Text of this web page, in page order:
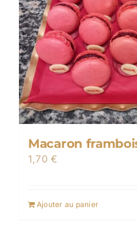
Macaron
1,70€
Ajouter au panier